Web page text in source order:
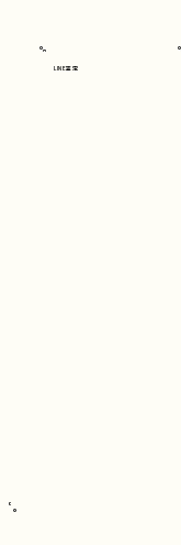
LINE査定